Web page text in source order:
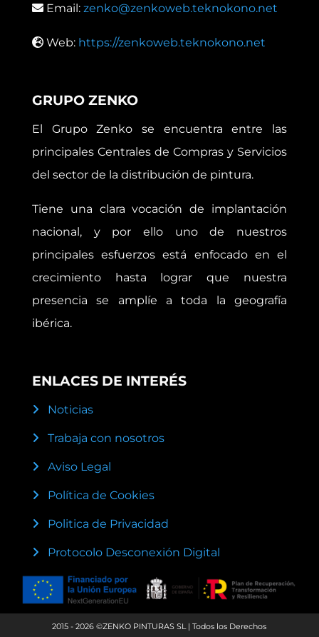
Email: zenko@zenkoweb.teknokono.net
Web: https://zenkoweb.teknokono.net
GRUPO ZENKO
El Grupo Zenko se encuentra entre las
principales Centrales de Compras y Servicios
del sector de la distribución de pintura.
Tiene una clara vocación de implantación
nacional, y por ello uno de nuestros
principales esfuerzos está enfocado en el
crecimiento hasta lograr que nuestra
presencia se amplíe a toda la geografía
ibérica.
ENLACES DE INTERÉS
Noticias
Trabaja con nosotros
Aviso Legal
Política de Cookies
Politica de Privacidad
Protocolo Desconexión Digital
2015 - 2026 ©ZENKO PINTURAS SL | Todos los Derechos